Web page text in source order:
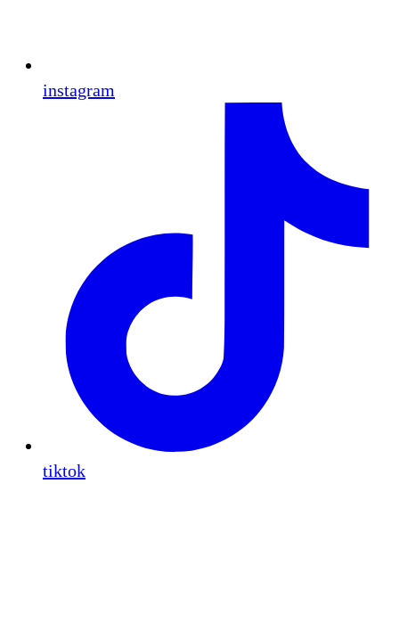
instagram
tiktok